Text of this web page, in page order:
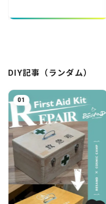
DIY記事（ランダム）
02